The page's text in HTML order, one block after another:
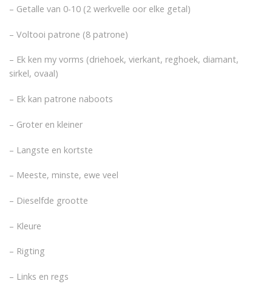
– Getalle van 0-10 (2 werkvelle oor elke getal)
– Voltooi patrone (8 patrone)
– Ek ken my vorms (driehoek, vierkant, reghoek, diamant,
sirkel, ovaal)
– Ek kan patrone naboots
– Groter en kleiner
– Langste en kortste
– Meeste, minste, ewe veel
– Dieselfde grootte
– Kleure
– Rigting
– Links en regs